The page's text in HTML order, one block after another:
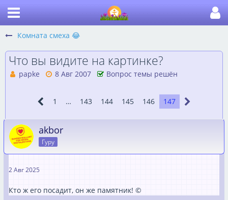
Комната смеха 😂
Что вы видите на картинке?
papke 8 Авг 2007 Вопрос темы решён
1 … 143 144 145 146 147
akbor
Гуру
2 Авг 2025
Кто ж его посадит, он же памятник! ©